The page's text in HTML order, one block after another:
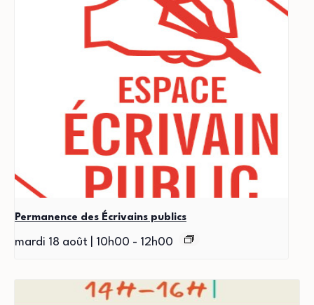
Permanence des Écrivains publics
mardi 18 août | 10h00 - 12h00